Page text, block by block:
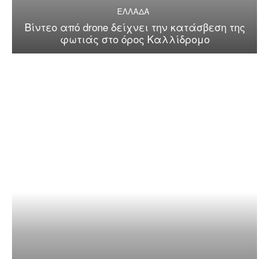
ΕΛΛΑΔΑ
Βίντεο από drone δείχνει την κατάσβεση της
φωτιάς στο όρος Καλλίδρομο